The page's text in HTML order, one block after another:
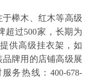
榉木、红木等高级
超过500家，长期为
供高级挂衣架，如
牌用的店铺高级展
务热线：400-678-